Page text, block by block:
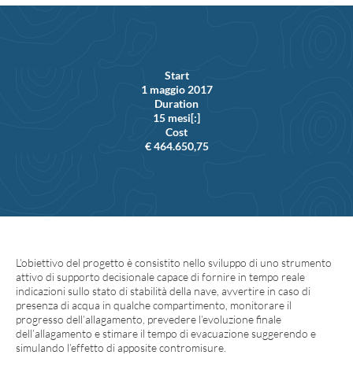
Start
1 maggio 2017
Duration
15 mesi[:]
Cost
€ 464.650,75
L’obiettivo del progetto è consistito nello sviluppo di uno strumento
attivo di supporto decisionale capace di fornire in tempo reale
indicazioni sullo stato di stabilità della nave, avvertire in caso di
presenza di acqua in qualche compartimento, monitorare il
progresso dell’allagamento, prevedere l’evoluzione finale
dell’allagamento e stimare il tempo di evacuazione suggerendo e
simulando l’effetto di apposite contromisure.